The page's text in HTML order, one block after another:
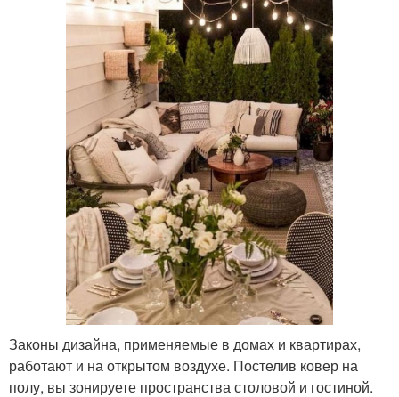
Законы дизайна, применяемые в домах и квартирах,
работают и на открытом воздухе. Постелив ковер на
полу, вы зонируете пространства столовой и гостиной.